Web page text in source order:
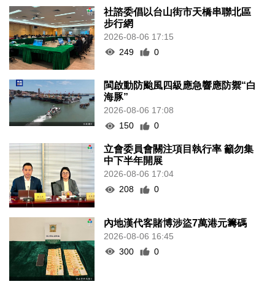
社諮委倡以台山街市天橋串聯北區
步行網
2026-08-06 17:15
249
0
閩啟動防颱風四級應急響應防禦“白
海豚”
2026-08-06 17:08
150
0
立會委員會關注項目執行率 籲勿集
中下半年開展
2026-08-06 17:04
208
0
內地漢代客賭博涉盜7萬港元籌碼
2026-08-06 16:45
300
0